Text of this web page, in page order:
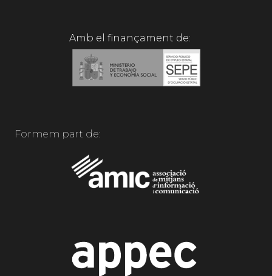
Amb el finançament de:
Formem part de: